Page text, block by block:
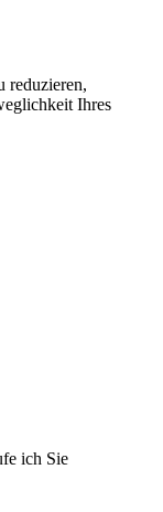
reduzieren,
Ihres
ich Sie